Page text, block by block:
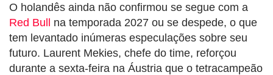
O holandês ainda não confirmou se segue com a
Red Bull na temporada 2027 ou se despede, o que
tem levantado inúmeras especulações sobre seu
futuro. Laurent Mekies, chefe do time, reforçou
durante a sexta-feira na Áustria que o tetracampeão